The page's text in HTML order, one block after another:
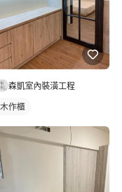
森凱室內裝潢工程
木作櫃